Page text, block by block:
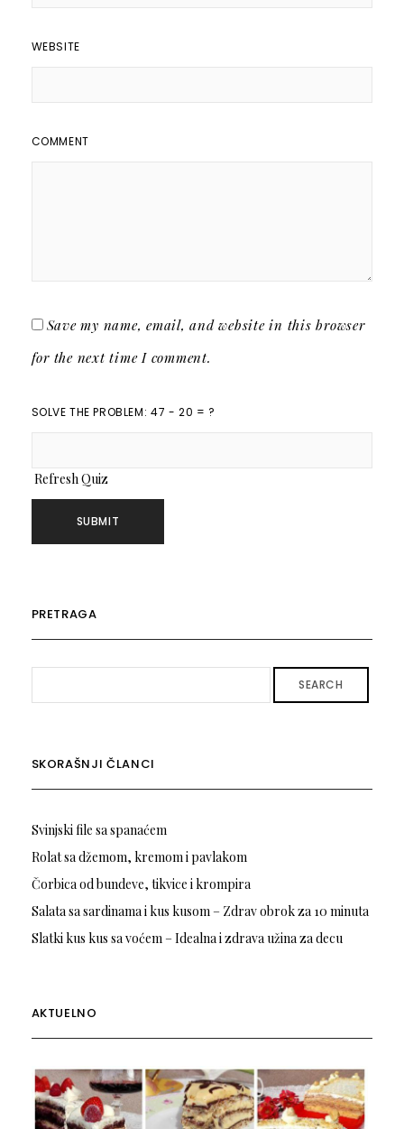
WEBSITE
COMMENT
Save my name, email, and website in this browser
for the next time I comment.
SOLVE THE PROBLEM: 47 - 20 = ?
Refresh Quiz
PRETRAGA
SEARCH
SKORAŠNJI ČLANCI
Svinjski file sa spanaćem
Rolat sa džemom, kremom i pavlakom
Čorbica od bundeve, tikvice i krompira
Salata sa sardinama i kus kusom – Zdrav obrok za 10 minuta
Slatki kus kus sa voćem – Idealna i zdrava užina za decu
AKTUELNO